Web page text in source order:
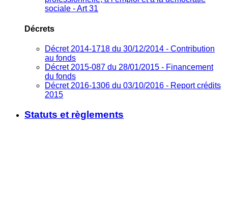
sociale - Art 31
Décrets
Décret 2014-1718 du 30/12/2014 - Contribution
au fonds
Décret 2015-087 du 28/01/2015 - Financement
du fonds
Décret 2016-1306 du 03/10/2016 - Report crédits
2015
Statuts et règlements